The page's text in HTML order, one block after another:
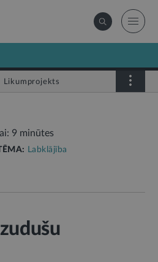
Likumprojekts
9 minūtes
Labklājība